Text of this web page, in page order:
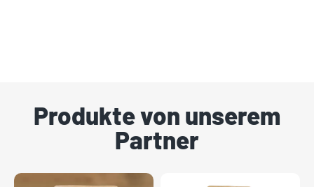
Produkte von unserem
Partner